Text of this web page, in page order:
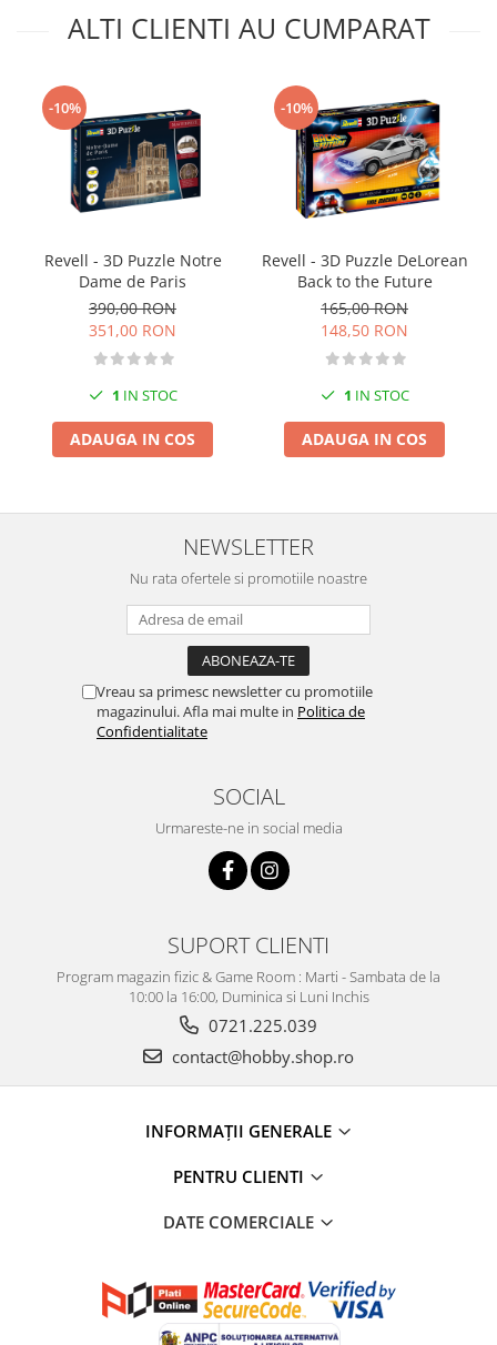
ALTI CLIENTI AU CUMPARAT
-10%
Revell - 3D Puzzle Notre
Dame de Paris
390,00 RON
351,00 RON
1 IN STOC
ADAUGA IN COS
-10%
Revell - 3D Puzzle DeLorean
Back to the Future
165,00 RON
148,50 RON
1 IN STOC
ADAUGA IN COS
NEWSLETTER
Nu rata ofertele si promotiile noastre
Vreau sa primesc newsletter cu promotiile
magazinului. Afla mai multe in Politica de
Confidentialitate
SOCIAL
Urmareste-ne in social media
SUPORT CLIENTI
Program magazin fizic & Game Room : Marti - Sambata de la
10:00 la 16:00, Duminica si Luni Inchis
0721.225.039
contact@hobby.shop.ro
INFORMAŢII GENERALE
PENTRU CLIENTI
DATE COMERCIALE